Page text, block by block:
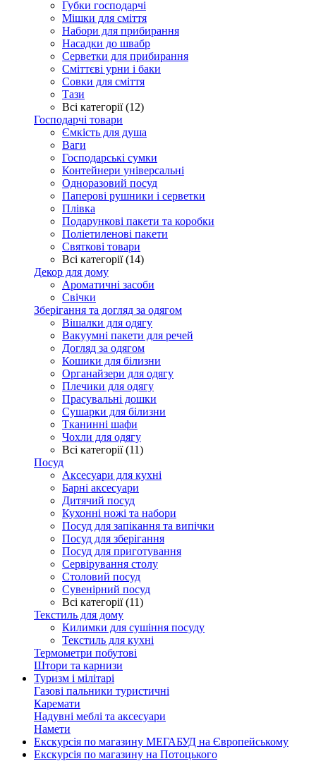
Губки господарчі
Мішки для сміття
Набори для прибирання
Насадки до швабр
Серветки для прибирання
Сміттєві урни і баки
Совки для сміття
Тази
Всі категорії (12)
Господарчі товари
Ємкість для душа
Ваги
Господарські сумки
Контейнери універсальні
Одноразовий посуд
Паперові рушники і серветки
Плівка
Подарункові пакети та коробки
Поліетиленові пакети
Святкові товари
Всі категорії (14)
Декор для дому
Ароматичні засоби
Свічки
Зберігання та догляд за одягом
Вішалки для одягу
Вакуумні пакети для речей
Догляд за одягом
Кошики для білизни
Органайзери для одягу
Плечики для одягу
Прасувальні дошки
Сушарки для білизни
Тканинні шафи
Чохли для одягу
Всі категорії (11)
Посуд
Аксесуари для кухні
Барні аксесуари
Дитячий посуд
Кухонні ножі та набори
Посуд для запікання та випічки
Посуд для зберігання
Посуд для приготування
Сервірування столу
Столовий посуд
Сувенірний посуд
Всі категорії (11)
Текстиль для дому
Килимки для сушіння посуду
Текстиль для кухні
Термометри побутові
Штори та карнизи
Туризм і мілітарі
Газові пальники туристичні
Каремати
Надувні меблі та аксесуари
Намети
Екскурсія по магазину МЕГАБУД на Європейському
Екскурсія по магазину на Потоцького